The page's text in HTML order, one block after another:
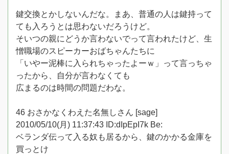
鍵交換とかしないんだな。まあ、普通の人は鍵持って
ても入ろうとは思わないだろうけど。
そいつの親にどうか言わないでって言われたけど、生
憎職場のスピーカーおばちゃんたちに
「いやー泥棒に入られちゃったよーｗ」って言っちゃ
ったから、自分が言わなくても
広まるのは時間の問題だわな。
46 おさかなくわえた名無しさん [sage]
2010/05/10(月) 11:37:43 ID:dIpEpI7k Be:
ベランダ伝って入る奴も居るから、鍵のかかる金庫を
買っとけ